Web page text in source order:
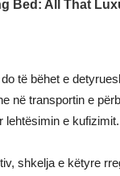
të bëhet e
në transportin e
lehtësimin e kufizimit.
shkelja e këtyre